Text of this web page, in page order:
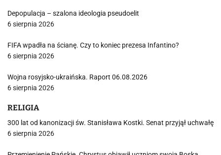
Depopulacja – szalona ideologia pseudoelit
6 sierpnia 2026
FIFA wpadła na ścianę. Czy to koniec prezesa Infantino?
6 sierpnia 2026
Wojna rosyjsko-ukraińska. Raport 06.08.2026
6 sierpnia 2026
RELIGIA
300 lat od kanonizacji św. Stanisława Kostki. Senat przyjął uchwałę
6 sierpnia 2026